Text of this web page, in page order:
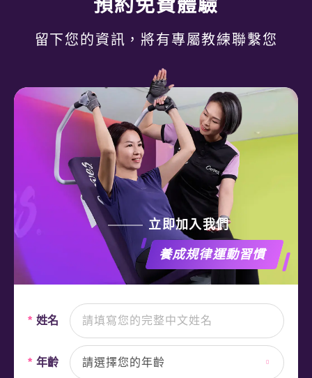
預約免費體驗
留下您的資訊，將有專屬教練聯繫您
立即加入我們
養成規律運動習慣
* 姓名
* 年齡 請選擇您的年齡